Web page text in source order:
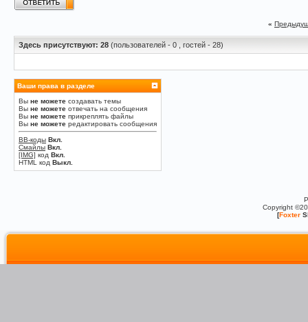
«
Здесь присутствуют: 28 (пользователей - 0 , гостей - 28)
Ваши права в разделе
Вы не можете создавать темы
Вы не можете отвечать на сообщения
Вы не можете прикреплять файлы
Вы не можете редактировать сообщения
BB-коды Вкл.
Смайлы Вкл.
[IMG] код Вкл.
HTML код Выкл.
Copyright
[Foxter